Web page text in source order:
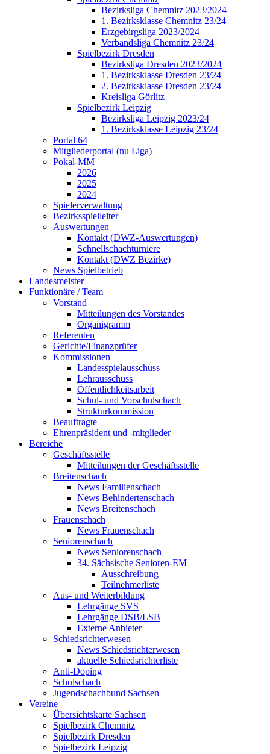
Bezirksliga Chemnitz 2023/2024
1. Bezirksklasse Chemnitz 23/24
Erzgebirgsliga 2023/2024
Verbandsliga Chemnitz 23/24
Spielbezirk Dresden
Bezirksliga Dresden 2023/2024
1. Bezirksklasse Dresden 23/24
2. Bezirksklasse Dresden 23/24
Kreisliga Görlitz
Spielbezirk Leipzig
Bezirksliga Leipzig 2023/24
1. Bezirksklasse Leipzig 23/24
Portal 64
Mitgliederportal (nu Liga)
Pokal-MM
2026
2025
2024
Spielerverwaltung
Bezirksspielleiter
Auswertungen
Kontakt (DWZ-Auswertungen)
Schnellschachturniere
Kontakt (DWZ Bezirke)
News Spielbetrieb
Landesmeister
Funktionäre / Team
Vorstand
Mitteilungen des Vorstandes
Organigramm
Referenten
Gerichte/Finanzprüfer
Kommissionen
Landesspielausschuss
Lehrausschuss
Öffentlichkeitsarbeit
Schul- und Vorschulschach
Strukturkommission
Beauftragte
Ehrenpräsident und -mitglieder
Bereiche
Geschäftsstelle
Mitteilungen der Geschäftsstelle
Breitenschach
News Familienschach
News Behindertenschach
News Breitenschach
Frauenschach
News Frauenschach
Seniorenschach
News Seniorenschach
34. Sächsische Senioren-EM
Ausschreibung
Teilnehmerliste
Aus- und Weiterbildung
Lehrgänge SVS
Lehrgänge DSB/LSB
Externe Anbieter
Schiedsrichterwesen
News Schiedsrichterwesen
aktuelle Schiedsrichterliste
Anti-Doping
Schulschach
Jugendschachbund Sachsen
Vereine
Übersichtskarte Sachsen
Spielbezirk Chemnitz
Spielbezirk Dresden
Spielbezirk Leipzig